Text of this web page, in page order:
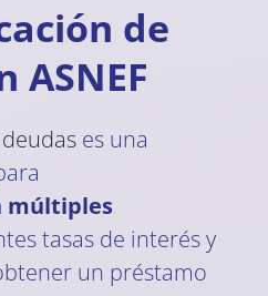
de
ASNEF
es una
tasas de interés y
un préstamo